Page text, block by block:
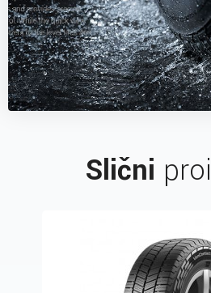
Slični